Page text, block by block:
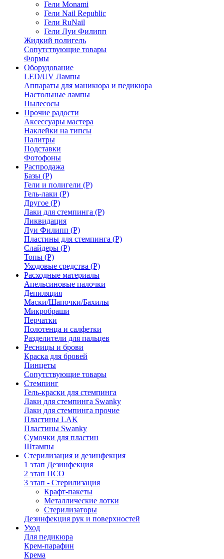
Гели Monami
Гели Nail Republic
Гели RuNail
Гели Луи Филипп
Жидкий полигель
Сопутствующие товары
Формы
Оборудование
LED/UV Лампы
Аппараты для маникюра и педикюра
Настольные лампы
Пылесосы
Прочие радости
Аксессуары мастера
Наклейки на типсы
Палитры
Подставки
Фотофоны
Распродажа
Базы (Р)
Гели и полигели (Р)
Гель-лаки (Р)
Другое (Р)
Лаки для стемпинга (Р)
Ликвидация
Луи Филипп (Р)
Пластины для стемпинга (Р)
Слайдеры (Р)
Топы (Р)
Уходовые средства (Р)
Расходные материалы
Апельсиновые палочки
Депиляция
Маски/Шапочки/Бахилы
Микробраши
Перчатки
Полотенца и салфетки
Разделители для пальцев
Ресницы и брови
Краска для бровей
Пинцеты
Сопутствующие товары
Стемпинг
Гель-краски для стемпинга
Лаки для стемпинга Swanky
Лаки для стемпинга прочие
Пластины LAK
Пластины Swanky
Сумочки для пластин
Штампы
Стерилизация и дезинфекция
1 этап Дезинфекция
2 этап ПСО
3 этап - Стерилизация
Крафт-пакеты
Металлические лотки
Стерилизаторы
Дезинфекция рук и поверхностей
Уход
Для педикюра
Крем-парафин
Крема